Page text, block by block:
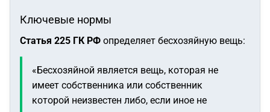
Ключевые нормы
Статья 225 ГК РФ определяет бесхозяйную вещь:
«Бесхозяйной является вещь, которая не
имеет собственника или собственник
которой неизвестен либо, если иное не